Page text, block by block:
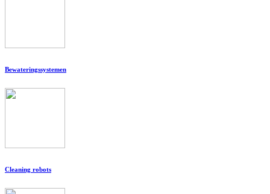
Bewateringssystemen
Cleaning robots